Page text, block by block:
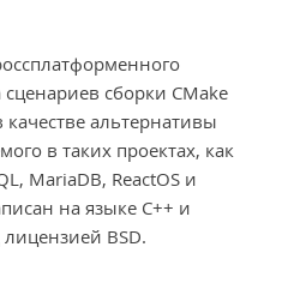
сценариев сборки CMake
альтернативы
в таких проектах, как
MariaDB, ReactOS и
на языке C++ и
лицензией BSD.